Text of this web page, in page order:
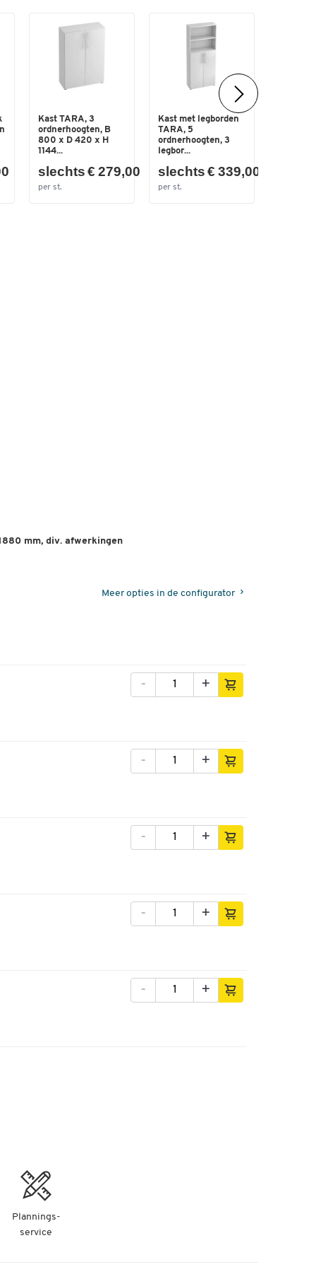
Kast TARA, 3
ordnerhoogten, B
800 x D 420 x H
1144...
slechts € 279,00
per st.
Kast met legborden
TARA, 5
ordnerhoogten, 3
legbor...
slechts € 339,00
per st.
mm, div. afwerkingen
Meer opties in de configurator
+
-
+
-
+
-
+
-
+
-
Plannings-
service